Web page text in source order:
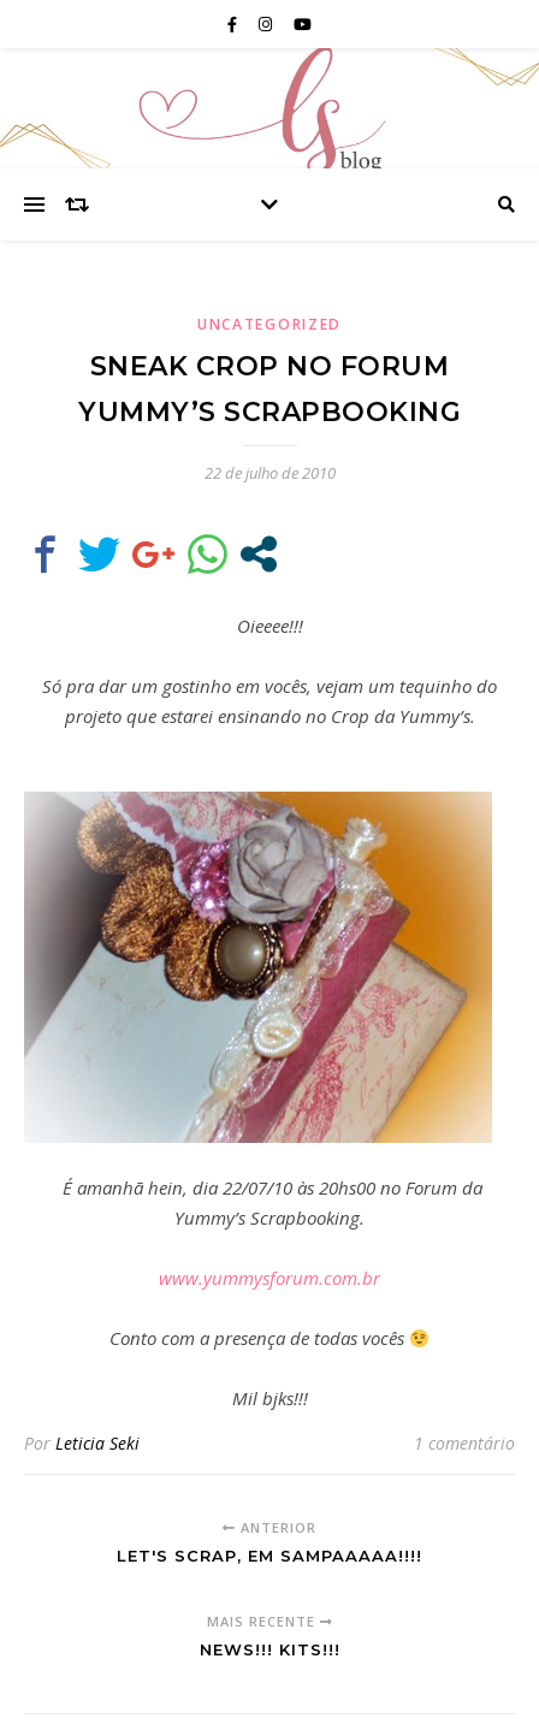
UNCATEGORIZED
SNEAK CROP NO FORUM
YUMMY’S SCRAPBOOKING
22 de julho de 2010
Oieeee!!!
Só pra dar um gostinho em vocês, vejam um tequinho do
projeto que estarei ensinando no Crop da Yummy’s.
É amanhã hein, dia 22/07/10 às 20hs00 no Forum da
Yummy’s Scrapbooking.
www.yummysforum.com.br
Conto com a presença de todas vocês
Mil bjks!!!
Por Leticia Seki 1 comentário
ANTERIOR
LET'S SCRAP, EM SAMPAAAAA!!!!
MAIS RECENTE
NEWS!!! KITS!!!
Assine nossa newsletter
Receba as novidades do site diretamente em
seu e-mail.